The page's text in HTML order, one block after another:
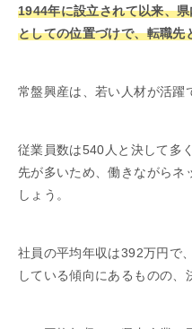
1944年に設立されて以来、
としての位置づけで、転職先
常盤興産は、若い人材が活躍
従業員数は540人と決して多
先が多いため、働きながらネ
しょう。
社員の平均年収は392万円で
している傾向にあるものの、